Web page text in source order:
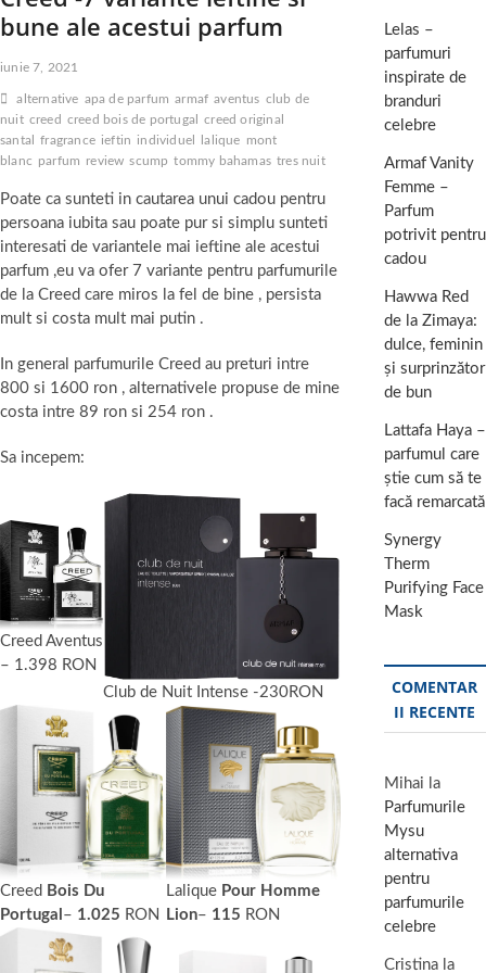
bune ale acestui parfum
iunie 7, 2021
alternative apa de parfum armaf aventus club de
nuit creed creed bois de portugal
creed original
santal
fragrance ieftin individuel lalique mont
blanc parfum review scump tommy bahamas tres nuit
Poate ca sunteti in cautarea unui cadou pentru
persoana iubita sau poate pur si simplu sunteti
interesati de variantele mai ieftine ale acestui
parfum ,eu va ofer 7 variante pentru parfumurile
de la Creed care miros la fel de bine , persista
mult si costa mult mai putin .
In general parfumurile Creed au preturi intre
800 si 1600 ron , alternativele propuse de mine
costa intre 89 ron si 254 ron .
Sa incepem:
Creed Aventus
– 1.398 RON
Club de Nuit Intense -230RON
Creed Bois Du
Portugal – 1.025 RON
Lalique Pour Homme
Lion– 115 RON
Lelas –
parfumuri
inspirate de
branduri
celebre
Armaf Vanity
Femme –
Parfum
potrivit pentru
cadou
Hawwa Red
de la Zimaya:
dulce, feminin
și surprinzător
de bun
Lattafa Haya –
parfumul care
știe cum să te
facă remarcată
Synergy
Therm
Purifying Face
Mask
COMENTAR
II RECENTE
Mihai la
Parfumurile
Mysu
alternativa
pentru
parfumurile
celebre
Cristinala